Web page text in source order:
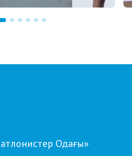
Одағы»